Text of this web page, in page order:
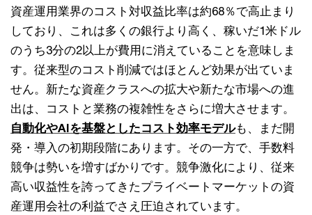
資産運用業界のコスト対収益比率は約68％で高止まり
しており、これは多くの銀行より高く、稼いだ1米ドル
のうち3分の2以上が費用に消えていることを意味しま
す。従来型のコスト削減ではほとんど効果が出ていま
せん。新たな資産クラスへの拡大や新たな市場への進
出は、コストと業務の複雑性をさらに増大させます。
自動化やAIを基盤としたコスト効率モデルも、まだ開
発・導入の初期段階にあります。その一方で、手数料
競争は勢いを増すばかりです。競争激化により、従来
高い収益性を誇ってきたプライベートマーケットの資
産運用会社の利益でさえ圧迫されています。